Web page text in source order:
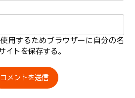
用するためブラウザーに自分の名
イトを保存する。